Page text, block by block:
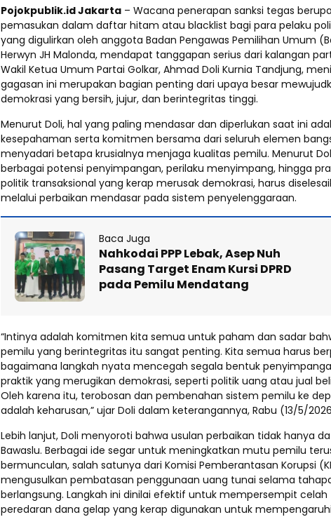
Pojokpublik.id Jakarta – Wacana penerapan sanksi tegas berupa
pemasukan dalam daftar hitam atau blacklist bagi para pelaku
yang digulirkan oleh anggota Badan Pengawas Pemilihan Umum
Herwyn JH Malonda, mendapat tanggapan serius dari kalangan
Wakil Ketua Umum Partai Golkar, Ahmad Doli Kurnia Tandjung,
gagasan ini merupakan bagian penting dari upaya besar
demokrasi yang bersih, jujur, dan berintegritas tinggi.
Menurut Doli, hal yang paling mendasar dan diperlukan saat ini
kesepahaman serta komitmen bersama dari seluruh elemen
menyadari betapa krusialnya menjaga kualitas pemilu. Menurut
berbagai potensi penyimpangan, perilaku menyimpang, hingga
politik transaksional yang kerap merusak demokrasi, harus
melalui perbaikan mendasar pada sistem penyelenggaraan.
Baca Juga
Nahkodai PPP Lebak, Asep Nuh
Pasang Target Enam Kursi DPRD
pada Pemilu Mendatang
“Intinya adalah komitmen kita semua untuk paham dan sadar
pemilu yang berintegritas itu sangat penting. Kita semua harus
bagaimana langkah nyata mencegah segala bentuk
praktik yang merugikan demokrasi, seperti politik uang atau jual
Oleh karena itu, terobosan dan pembenahan sistem pemilu ke
adalah keharusan,” ujar Doli dalam keterangannya, Rabu (13/5/
Lebih lanjut, Doli menyoroti bahwa usulan perbaikan tidak hanya
Bawaslu. Berbagai ide segar untuk meningkatkan mutu pemilu
bermunculan, salah satunya dari Komisi Pemberantasan Korupsi
mengusulkan pembatasan penggunaan uang tunai selama
berlangsung. Langkah ini dinilai efektif untuk mempersempit celah
peredaran dana gelap yang kerap digunakan untuk